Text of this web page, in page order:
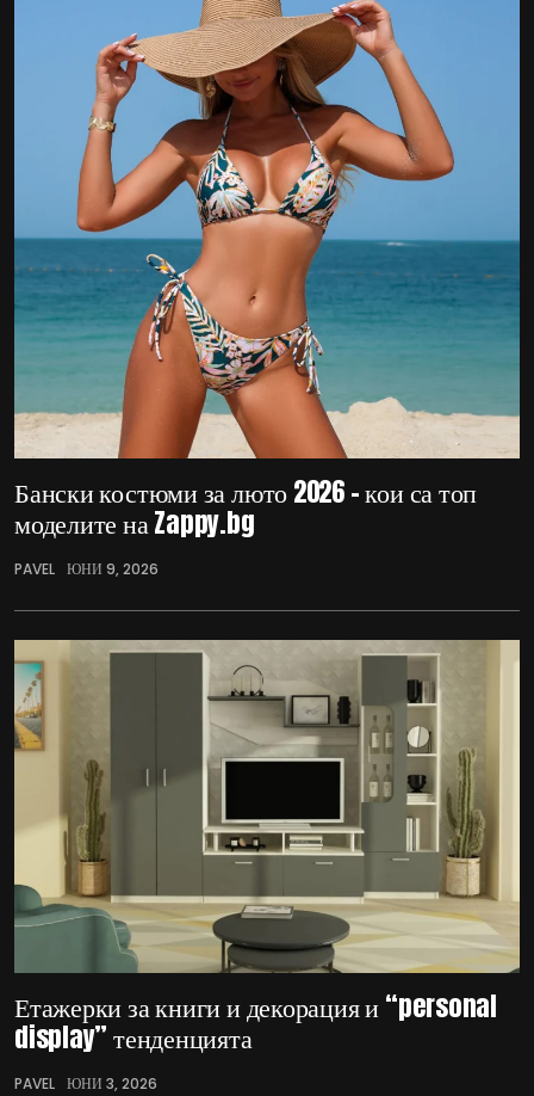
Бански костюми за люто 2026 – кои са топ
моделите на Zappy.bg
PAVEL ЮНИ 9, 2026
Етажерки за книги и декорация и “personal
display” тенденцията
PAVEL ЮНИ 3, 2026